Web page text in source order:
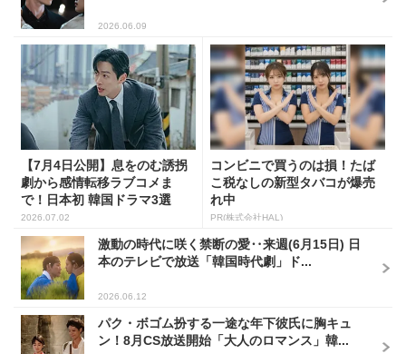
2026.06.09
【7月4日公開】息をのむ誘拐
劇から感情転移ラブコメま
で！日本初 韓国ドラマ3選
2026.07.02
コンビニで買うのは損！たば
こ税なしの新型タバコが爆売
れ中
PR(株式会社HAL)
激動の時代に咲く禁断の愛‥来週(6月15日) 日
本のテレビで放送「韓国時代劇」ド...
2026.06.12
パク・ボゴム扮する一途な年下彼氏に胸キュ
ン！8月CS放送開始「大人のロマンス」韓...